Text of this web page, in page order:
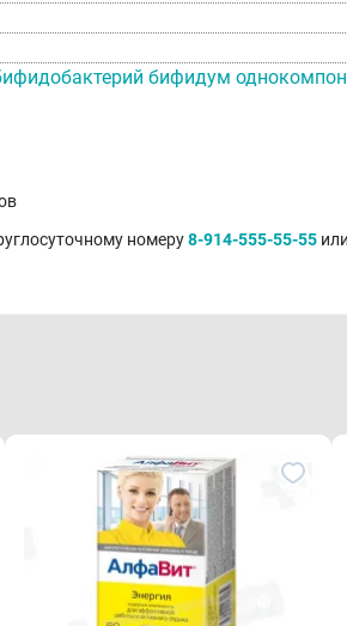
бифидум
номеру8-914-555-55-55 или